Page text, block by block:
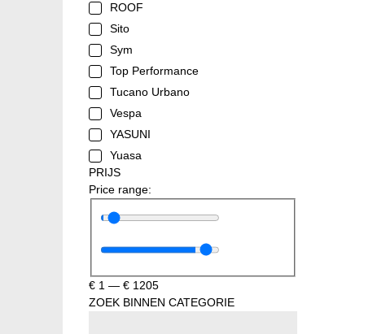
ROOF
Sito
Sym
Top Performance
Tucano Urbano
Vespa
YASUNI
Yuasa
PRIJS
Price range:
€ 1 — € 1205
ZOEK BINNEN CATEGORIE